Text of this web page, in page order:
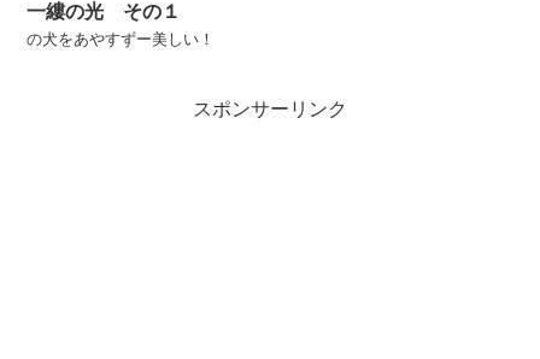
一縷の光 その１
の犬をあやすずー美しい！
スポンサーリンク